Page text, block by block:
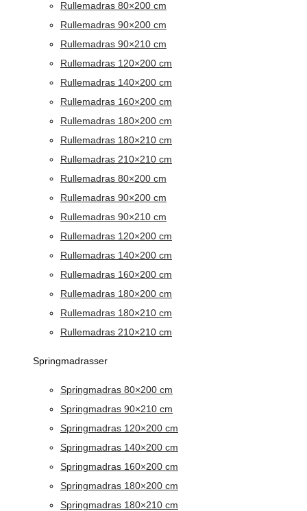
Rullemadras 80×200 cm
Rullemadras 90×200 cm
Rullemadras 90×210 cm
Rullemadras 120×200 cm
Rullemadras 140×200 cm
Rullemadras 160×200 cm
Rullemadras 180×200 cm
Rullemadras 180×210 cm
Rullemadras 210×210 cm
Rullemadras 80×200 cm
Rullemadras 90×200 cm
Rullemadras 90×210 cm
Rullemadras 120×200 cm
Rullemadras 140×200 cm
Rullemadras 160×200 cm
Rullemadras 180×200 cm
Rullemadras 180×210 cm
Rullemadras 210×210 cm
Springmadrasser
Springmadras 80×200 cm
Springmadras 90×210 cm
Springmadras 120×200 cm
Springmadras 140×200 cm
Springmadras 160×200 cm
Springmadras 180×200 cm
Springmadras 180×210 cm